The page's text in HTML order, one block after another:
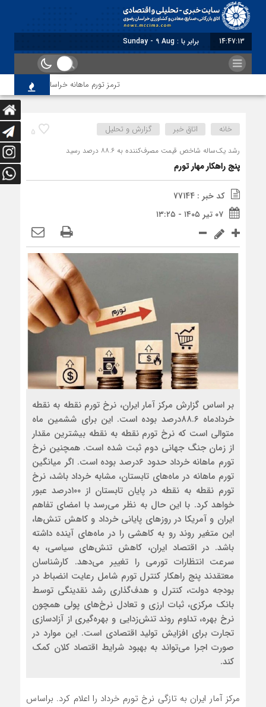
14:47:13 برابر با : Sunday - 9 August - 2026
ترمز تورم ماهانه خراسان رضوی کشیده
5 خانه اتاق خبر گزارش و تحلیل
رشد یک‌ساله شاخص قیمت مصرف‌کننده به ۸۸.۶ درصد رسید
پنج راهکار مهار تورم
کد خبر : 77144
۰۷ تیر ۱۴۰۵ - ۱۳:۲۵
بر اساس گزارش مرکز آمار ایران، نرخ تورم نقطه به نقطه
خردادماه ۸۸.۶درصد بوده است. این برای ششمین ماه
متوالی است که نرخ تورم نقطه به نقطه بیشترین مقدار
از زمان جنگ جهانی دوم ثبت شده است. همچنین نرخ
تورم ماهانه خرداد حدود ۶درصد بوده است. اگر میانگین
تورم ماهانه در ماه‌های تابستان، مشابه خرداد باشد، نرخ
تورم نقطه به نقطه در پایان تابستان از ۱۰۰درصد عبور
خواهد کرد. با این حال به نظر می‌رسد با امضای تفاهم
ایران و آمریکا در روزهای پایانی خرداد و کاهش تنش‌ها،
این متغیر روند رو به کاهشی را در ماه‌های آینده داشته
باشد. در اقتصاد ایران، کاهش تنش‌های سیاسی، به
سرعت انتظارات تورمی را تغییر می‌دهد. کارشناسان
معتقدند پنج راهکار کنترل تورم شامل رعایت انضباط در
بودجه دولت، کنترل و هدف‌گذاری رشد نقدینگی توسط
بانک مرکزی، ثبات ارزی و تعادل نرخ‌های پولی همچون
نرخ بهره، تداوم روند تنش‌زدایی و بهره‌گیری از آزادسازی
تجارت برای افزایش تولید اقتصادی است. این موارد در
صورت اجرا می‌تواند به بهبود شرایط اقتصاد کلان کمک
کند.
مرکز آمار ایران به تازگی نرخ تورم خرداد را اعلام کرد. براساس